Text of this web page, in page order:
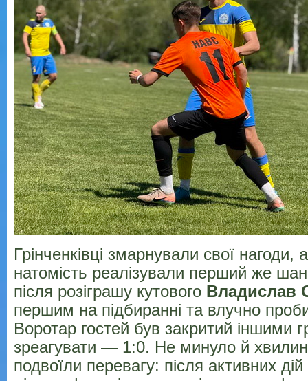
Грінченківці змарнували свої нагоди,
натомість реалізували перший же
після розіграшу кутового Владислав
першим на підбиранні та влучно
Воротар гостей був закритий іншими
зреагувати — 1:0. Не минуло й
подвоїли перевагу: після активних